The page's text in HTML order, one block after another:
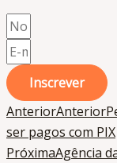
Inscrever
AnteriorAnterior
ser pagos com PIX
PróximaAgência